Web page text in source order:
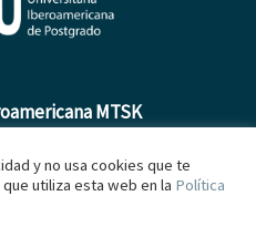
MTSK
Cookies
y no usa cookies que te
utiliza esta web en la Política